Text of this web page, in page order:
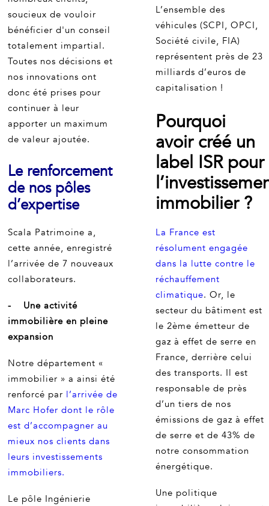
soucieux de vouloir
bénéficier d'un conseil
totalement impartial.
Toutes nos décisions et
nos innovations ont
donc été prises pour
continuer à leur
apporter un maximum
de valeur ajoutée.
Le renforcement
de nos pôles
d’expertise
Scala Patrimoine a,
cette année, enregistré
l’arrivée de 7 nouveaux
collaborateurs.
- Une activité
immobilière en pleine
expansion
Notre département «
immobilier » a ainsi été
renforcé par l’arrivée de
Marc Hofer dont le rôle
est d’accompagner au
mieux nos clients dans
leurs investissements
immobiliers.
Le pôle Ingénierie
L’ensemble des
véhicules (SCPI, OPCI,
Société civile, FIA)
représentent près de 23
milliards d’euros de
capitalisation !
Pourquoi
avoir créé un
label ISR pour
immobilier ?
La France est
résolument engagée
dans la lutte contre le
réchauffement
climatique. Or, le
secteur du bâtiment est
le 2ème émetteur de
gaz à effet de serre en
France, derrière celui
des transports. Il est
responsable de près
d’un tiers de nos
émissions de gaz à effet
de serre et de 43% de
notre consommation
énergétique.
Une politique